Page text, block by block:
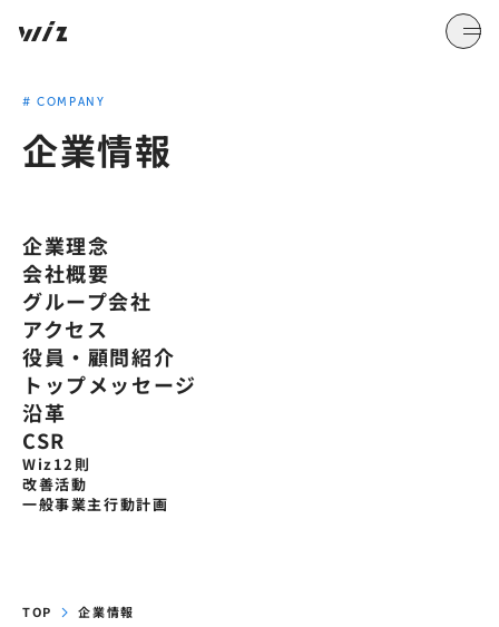
#COMPANY
企業情報
企業理念
会社概要
グループ会社
アクセス
役員・顧問紹介
トップメッセージ
沿革
CSR
Wiz12則
改善活動
一般事業主行動計画
TOP 企業情報